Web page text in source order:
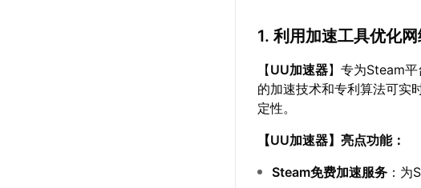
1. 利用加速工具优化
【UU加速器】专为Steam
的加速技术和专利算法可实
定性。
【UU加速器】亮点功能：
Steam免费加速服务 ：